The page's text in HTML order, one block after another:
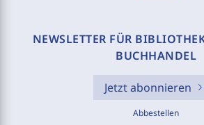
NEWSLETTER FÜR
BUCHHANDEL
Jetzt abonnieren
Abbestellen